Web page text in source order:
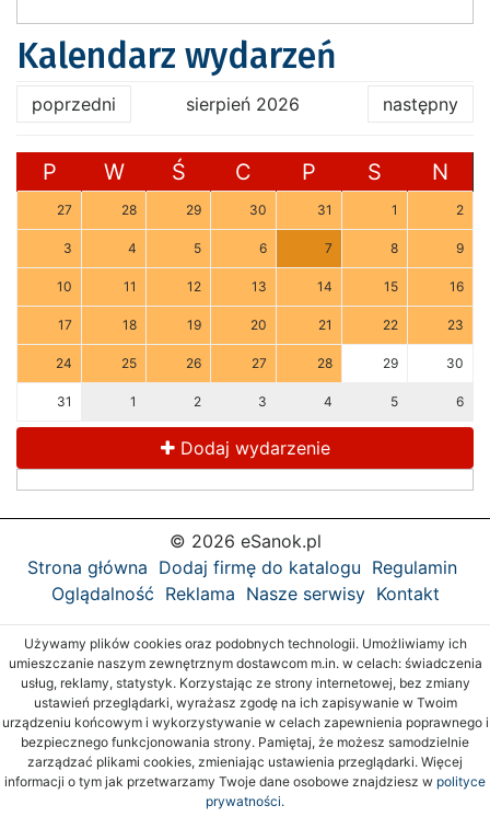
Kalendarz wydarzeń
poprzedni sierpień 2026 następny
P W Ś C P S N
27 28 29 30 31 1 2
3 4 5 6 7 8 9
10 11 12 13 14 15 16
17 18 19 20 21 22 23
24 25 26 27 28 29 30
31 1 2 3 4 5 6
Dodaj wydarzenie
© 2026 eSanok.pl
Strona główna Dodaj firmę do katalogu Regulamin
Oglądalność Reklama Nasze serwisy Kontakt
Używamy plików cookies oraz podobnych technologii. Umożliwiamy ich
umieszczanie naszym zewnętrznym dostawcom m.in. w celach: świadczenia
usług, reklamy, statystyk. Korzystając ze strony internetowej, bez zmiany
ustawień przeglądarki, wyrażasz zgodę na ich zapisywanie w Twoim
urządzeniu końcowym i wykorzystywanie w celach zapewnienia poprawnego i
bezpiecznego funkcjonowania strony. Pamiętaj, że możesz samodzielnie
zarządzać plikami cookies, zmieniając ustawienia przeglądarki. Więcej
informacji o tym jak przetwarzamy Twoje dane osobowe znajdziesz w polityce
prywatności.